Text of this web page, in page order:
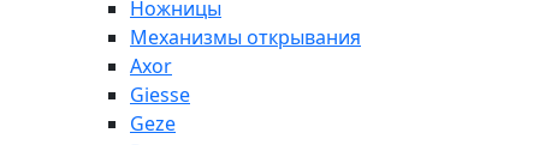
Ножницы
Механизмы открывания
Axor
Giesse
Geze